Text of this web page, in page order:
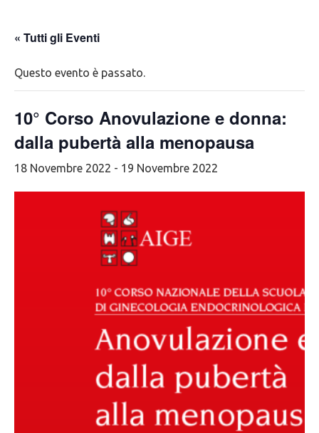
« Tutti gli Eventi
Questo evento è passato.
10° Corso Anovulazione e donna:
dalla pubertà alla menopausa
18 Novembre 2022 - 19 Novembre 2022